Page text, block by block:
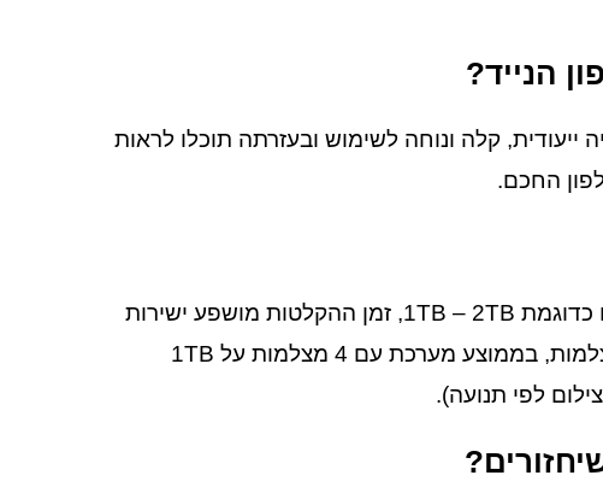
הנייד?
קלה ונוחה לשימוש ובעזרתה תוכלו לראות
החכם.
מערכת ההקלטה עובדת עם דיסק קשיח בנפחים שונים כדוגמת 1TB – 2TB, זמן ההקלטות מושפע ישירות
משטח האיחסון בדיסק הקשיח ובכמות המצלמות שמצלמות, בממוצע מערכת עם 4 מצלמות על 1TB
לפי תנועה).